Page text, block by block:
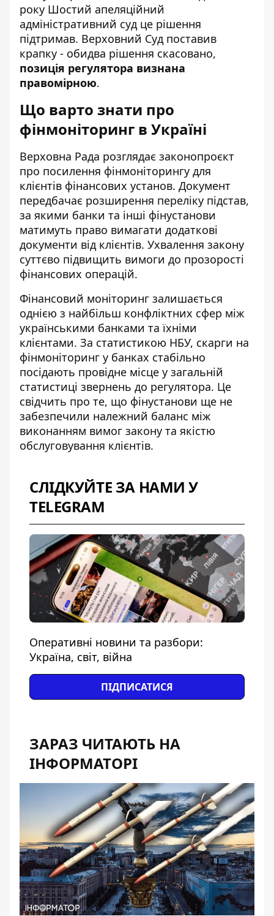
року Шостий апеляційний
адміністративний суд це рішення
підтримав. Верховний Суд поставив
крапку - обидва рішення скасовано,
позиція регулятора визнана
правомірною.
Що варто знати про
фінмоніторинг в Україні
Верховна Рада розглядає законопроєкт
про посилення фінмоніторингу для
клієнтів фінансових установ. Документ
передбачає розширення переліку підстав,
за якими банки та інші фінустанови
матимуть право вимагати додаткові
документи від клієнтів. Ухвалення закону
суттєво підвищить вимоги до прозорості
фінансових операцій.
Фінансовий моніторинг залишається
однією з найбільш конфліктних сфер між
українськими банками та їхніми
клієнтами. За статистикою НБУ, скарги на
фінмоніторинг у банках стабільно
посідають провідне місце у загальній
статистиці звернень до регулятора. Це
свідчить про те, що фінустанови ще не
забезпечили належний баланс між
виконанням вимог закону та якістю
обслуговування клієнтів.
СЛІДКУЙТЕ ЗА НАМИ У
TELEGRAM
Оперативні новини та разбори:
Україна, світ, війна
ПІДПИСАТИСЯ
ЗАРАЗ ЧИТАЮТЬ НА
ІНФОРМАТОРІ